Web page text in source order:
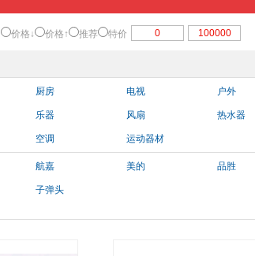
价格↓ 价格↑ 推荐 特价
厨房 电视 户外
乐器 风扇 热水器
空调 运动器材
航嘉 美的 品胜
子弹头